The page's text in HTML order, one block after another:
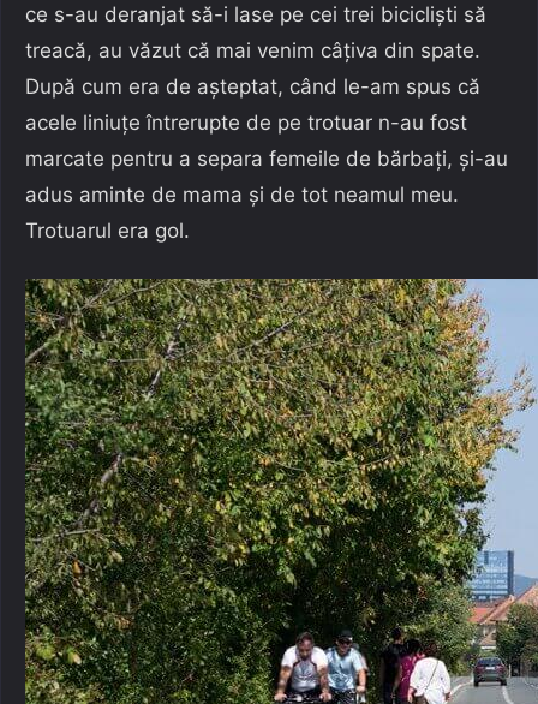
ce s-au deranjat să-i lase pe cei trei bicicliști să
treacă, au văzut că mai venim câțiva din spate.
După cum era de așteptat, când le-am spus că
acele liniuțe întrerupte de pe trotuar n-au fost
marcate pentru a separa femeile de bărbați, și-au
adus aminte de mama și de tot neamul meu.
Trotuarul era gol.